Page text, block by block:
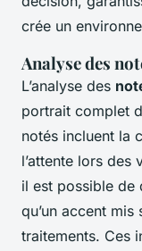
crée un
Analyse des
L’analyse des
portrait complet
notés incluent la
l’attente lors des
il est possible de
qu’un accent mis
traitements. Ces